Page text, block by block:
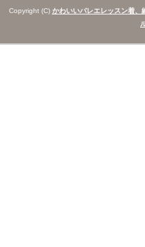
Copyright (C) かわいいバレエレッスン着、